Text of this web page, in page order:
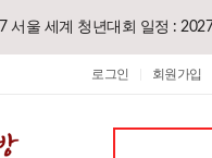
서울 세계 청년대회 일정 :
로그인 회원가입